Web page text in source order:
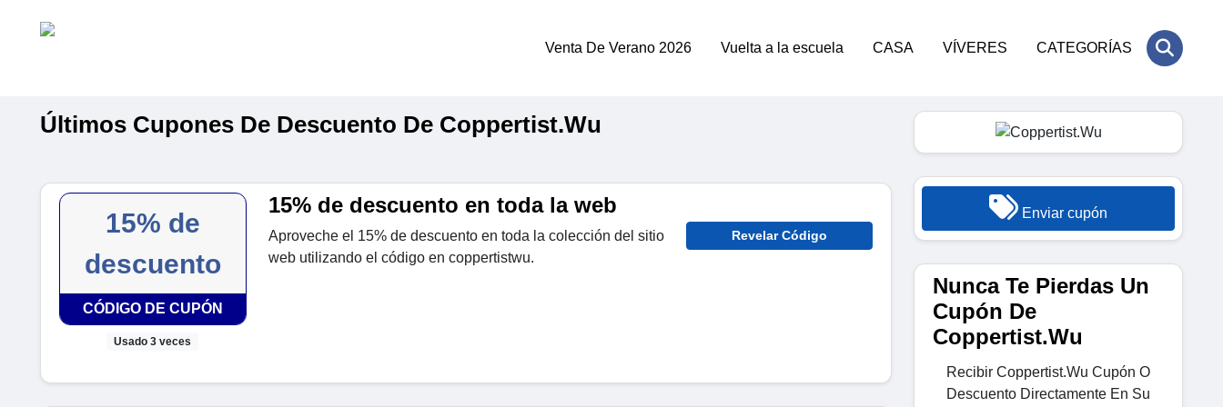
Venta De Verano 2026 Vuelta a la escuela CASA VÍVERES CATEGORÍAS
Últimos Cupones De Descuento De Coppertist.Wu
15% de
descuento
CÓDIGO DE CUPÓN
Usado 3 veces
15% de descuento en toda la web
Aproveche el 15% de descuento en toda la colección del sitio
web utilizando el código en coppertistwu.
Revelar Código
Enviar cupón
Nunca Te Pierdas Un
Cupón De
Coppertist.Wu
Recibir Coppertist.Wu Cupón O
Descuento Directamente En Su